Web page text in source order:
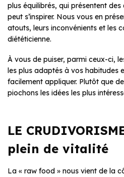
plus équilibrés, qui présentent
peut s’inspirer. Nous vous en
atouts, leurs inconvénients et les
diététicienne.
À vous de puiser, parmi ceux-ci,
les plus adaptés à vos habitudes
facilement appliquer. Plutôt que
piochons les idées les plus
LE
plein de vitalité
La « raw food » nous vient de la